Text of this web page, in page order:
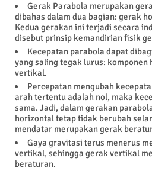
Gerak Parabola merupakan
dibahas dalam dua bagian: gerak
Kedua gerakan ini terjadi secara
disebut prinsip kemandirian fisik
Kecepatan parabola dapat
yang saling tegak lurus: komponen
vertikal.
Percepatan mengubah
arah tertentu adalah nol, maka
sama. Jadi, dalam gerakan
horizontal tetap tidak berubah
mendatar merupakan gerak
Gaya gravitasi terus menerus
vertikal, sehingga gerak vertikal
beraturan.